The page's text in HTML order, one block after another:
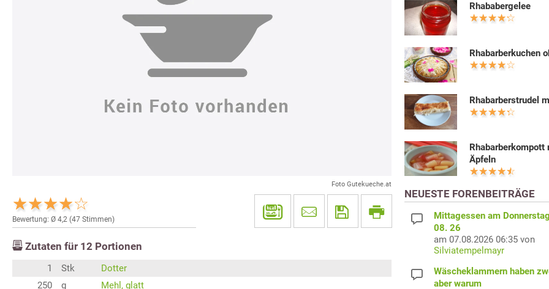
Foto Gutekueche.at
Bewertung: Ø 4,2 (47 Stimmen)
Zutaten für 12 Portionen
1 Stk
Dotter
250
g
Mehl, glatt
Rhababergelee
Rhabarberkuchen
Rhabarberstrudel
Rhabarberkompott
Äpfeln
NEUESTE FORENBEITRÄGE
Mittagessen am
08. 26
am 07.08.2026 06:35 von
Silviatempelmayr
Wäscheklammern haben
aber warum